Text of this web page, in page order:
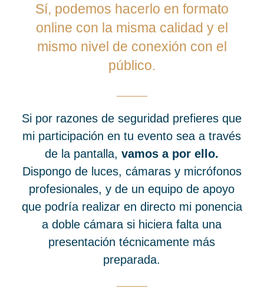
Sí, podemos hacerlo en formato
online con la misma calidad y el
mismo nivel de conexión con el
público.
Si por razones de seguridad prefieres que
mi participación en tu evento sea a través
de la pantalla,vamos a por ello.
Dispongo de luces, cámaras y micrófonos
profesionales, y de un equipo de apoyo
que podría realizar en directo mi ponencia
a doble cámara si hiciera falta una
presentación técnicamente más
preparada.